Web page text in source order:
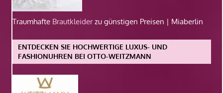
Traumhafte Brautkleiderzu günstigen Preisen | Miaberlin
ENTDECKEN SIE HOCHWERTIGE LUXUS- UND
FASHIONUHREN BEI OTTO-WEITZMANN